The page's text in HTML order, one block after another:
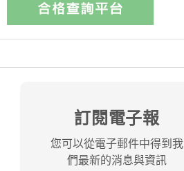
訂閱電子報
您可以從電子郵件中得到我
們最新的消息與資訊